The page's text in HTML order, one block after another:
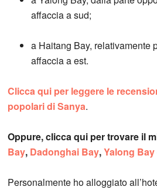
affaccia a sud;
a Haitang Bay, relativamente
affaccia a est.
Clicca qui per leggere le
popolari di Sanya.
Oppure, clicca qui per trovare il
Bay, Dadonghai Bay,Yalong Bay
Personalmente ho alloggiato